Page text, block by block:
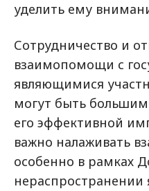
уделить ему
Сотрудничество и
взаимопомощи с
являющимися
могут быть
его эффективной
важно налаживать
особенно в рамках
нераспространении